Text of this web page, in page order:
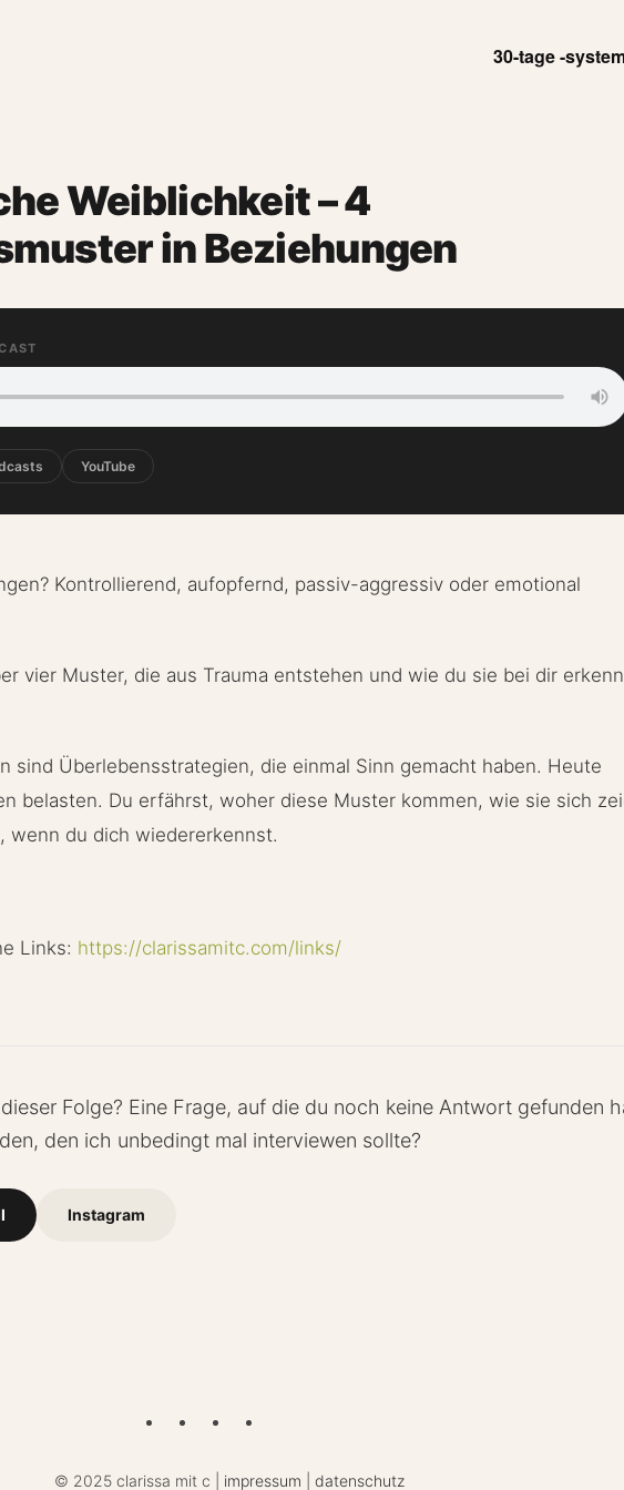
30-tage -
Weiblichkeit – 4
in Beziehungen
YouTube
Kontrollierend, aufopfernd, passiv-aggressiv oder emotional
vier Muster, die aus Trauma entstehen und wie du sie bei dir
sind Überlebensstrategien, die einmal Sinn gemacht haben. Heute
belasten. Du erfährst, woher diese Muster kommen, wie sie sich
wenn du dich wiedererkennst.
Links: https://clarissamitc.com/links/
Folge? Eine Frage, auf die du noch keine Antwort gefunden
den ich unbedingt mal interviewen sollte?
Instagram
© 2025 clarissa mit c | impressum datenschutz